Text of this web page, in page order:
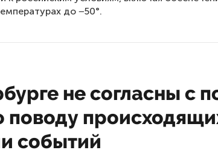
до −50°.
не согласны с
поводу
событий